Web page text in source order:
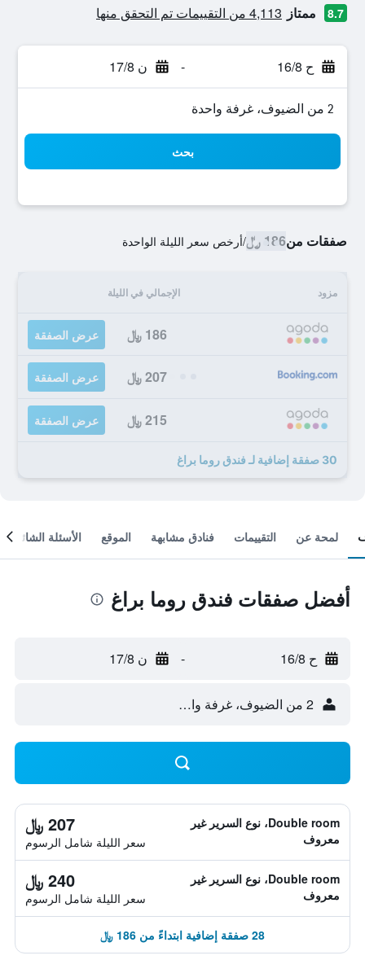
8.7 ممتاز 4,113 من التقييمات تم التحقق منها
ح 16/8 - ن 17/8
2 من الضيوف، غرفة واحدة
بحث
صفقات من186 ﷼ /أرخص سعر الليلة الواحدة
مزود الإجمالي في الليلة
186 ﷼ عرض الصفقة
207 ﷼ عرض الصفقة
215 ﷼ عرض الصفقة
30 صفقة إضافية لـ فندق روما براغ
لمحة عن التقييمات فنادق مشابهة الموقع الأسئلة الشائعة
أفضل صفقات فندق روما براغ
ح 16/8 - ن 17/8
2 من الضيوف، غرفة واحدة
Double room، نوع السرير غير
معروف
207 ﷼
سعر الليلة شامل الرسوم
Double room، نوع السرير غير
معروف
240 ﷼
سعر الليلة شامل الرسوم
28 صفقة إضافية ابتداءً من 186 ﷼